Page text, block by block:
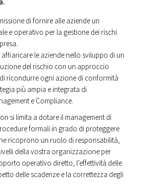
di fornire alle aziende un
e operativo per la gestione dei rischi
affiancare le aziende nello sviluppo di un
del rischio con un approccio
ricondurre ogni azione di conformità
più ampia e integrata di
e Compliance.
si limita a dotare il management di
formali in grado di proteggere
ricoprono un ruolo di responsabilità,
della vostra organizzazione per
operativo diretto, l’effettività delle
delle scadenze e la correttezza degli